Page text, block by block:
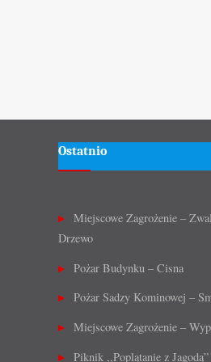
Ostatnio
Miejscowe Zagrożenie –
Drzewo
Pożar Budynku – Cisna
Pożar Sadzy Kominowej –
Miejscowe Zagrożenie –
Piknik ,,Poplątanie z